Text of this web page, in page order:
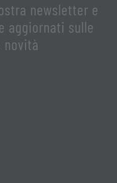
newsletter e
aggiornati sulle
novità